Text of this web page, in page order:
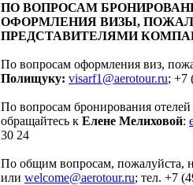
ПО ВОПРОСАМ
ОФОРМЛЕНИЯ ВИЗЫ,
ПРЕДСТАВИТЕЛЯМИ
По вопросам оформления виз,
Полищуку: visarf1@aerotour.ru; +7
По вопросам бронирования
обращайтесь к Елене Мелиховой:
30 24
По общим вопросам, пожалуйста,
или welcome@aerotour.ru; тел. +7